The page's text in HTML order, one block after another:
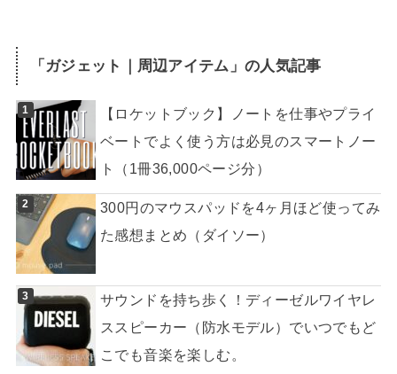
「 ガジェット｜周辺アイテム 」の人気記事
【ロケットブック】ノートを仕事やプライ
ベートでよく使う方は必見のスマートノー
ト（1冊36,000ページ分）
300円のマウスパッドを4ヶ月ほど使ってみ
た感想まとめ（ダイソー）
サウンドを持ち歩く！ディーゼルワイヤレ
ススピーカー（防水モデル）でいつでもど
こでも音楽を楽しむ。